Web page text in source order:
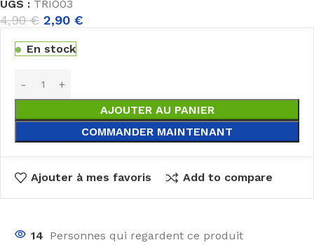
UGS : TRIO03
4,90€ 2,90 €
En stock
AJOUTER AU PANIER
COMMANDER MAINTENANT
Ajouter à mes favoris Add to compare
14 Personnes qui regardent ce produit